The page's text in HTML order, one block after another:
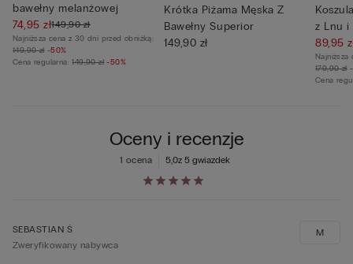
bawełny melanżowej
74,95 zł149,90 zł
Najniższa cena z 30 dni przed obniżką:
149,90 zł -50%
Cena regularna:149,90 zł -50%
Krótka Piżama Męska Z
Bawełny Superior
149,90 zł
z Lnu i
89,95
179,90 zł
Cena
Oceny i recenzje
5,0z 5 gwiazdek
1 ocena
SEBASTIAN Ś
Zweryfikowany nabywca
M